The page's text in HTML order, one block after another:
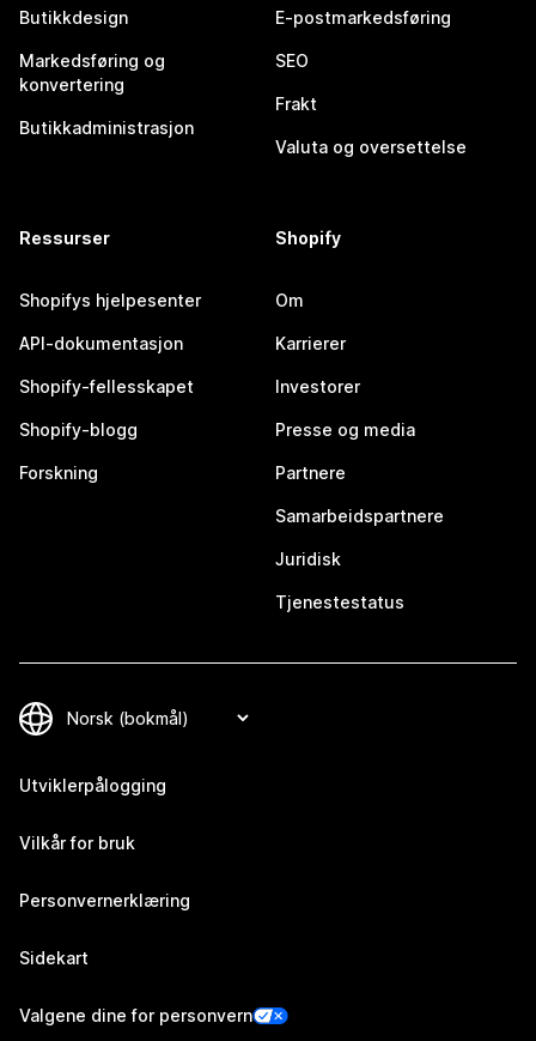
Butikkdesign
Markedsføring og
konvertering
Butikkadministrasjon
E-postmarkedsføring
SEO
Frakt
Valuta og oversettelse
Ressurser
Shopifys hjelpesenter
API-dokumentasjon
Shopify-fellesskapet
Shopify-blogg
Forskning
Shopify
Om
Karrierer
Investorer
Presse og media
Partnere
Samarbeidspartnere
Juridisk
Tjenestestatus
Utviklerpålogging
Vilkår for bruk
Personvernerklæring
Sidekart
Valgene dine for personvern